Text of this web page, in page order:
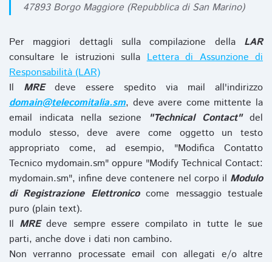
47893 Borgo Maggiore (Repubblica di San Marino)
Per maggiori dettagli sulla compilazione della LAR
consultare le istruzioni sullaLettera di Assunzione di
Responsabilità (LAR)
Il MREdeve essere spedito via mail all'indirizzo
domain@telecomitalia.sm, deve avere come mittente la
email indicata nella sezione
"Technical Contact"del
modulo stesso, deve avere come oggetto un testo
appropriato come, ad esempio, "Modifica Contatto
Tecnico mydomain.sm" oppure "Modify Technical Contact:
mydomain.sm", infine deve contenere nel corpo il Modulo
di Registrazione Elettronicocome messaggio testuale
puro (plain text).
Il MREdeve sempre essere compilato in tutte le sue
parti, anche dove i dati non cambino.
Non verranno processate email con allegati e/o altre